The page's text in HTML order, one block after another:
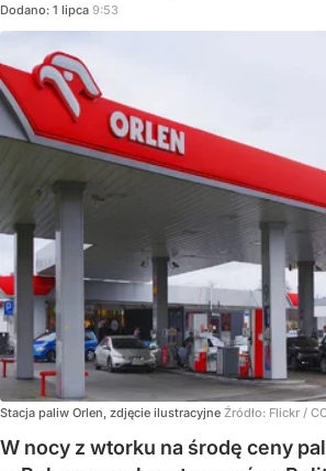
Dodano: 1 lipca 9:53
Stacja paliw Orlen, zdjęcie ilustracyjne Źródło: Flickr /
W nocy z wtorku na środę ceny